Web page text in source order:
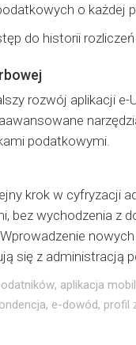
o każdej
do historii
rozwój aplikacji
podatkowymi.
krok w cyfryzacji
wychodzenia z
się z administracją
, aplikacja
, e-dowód, profil